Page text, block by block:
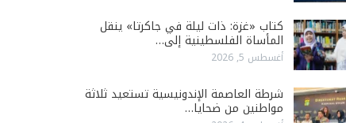
كتاب «غزة: ذات ليلة في جاكرتا» ينقل
المأساة الفلسطينية إلى…
أغسطس 5, 2026
شرطة العاصمة الإندونيسية تستعيد ثلاثة
مواطنين من ضحايا…